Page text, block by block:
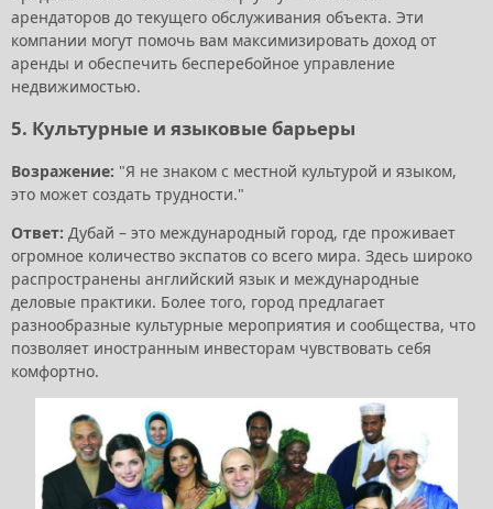
арендаторов до текущего обслуживания объекта. Эти
компании могут помочь вам максимизировать доход от
аренды и обеспечить бесперебойное управление
недвижимостью.
5. Культурные и языковые барьеры
Возражение: "Я не знаком с местной культурой и языком,
это может создать трудности."
Ответ: Дубай – это международный город, где проживает
огромное количество экспатов со всего мира. Здесь широко
распространены английский язык и международные
деловые практики. Более того, город предлагает
разнообразные культурные мероприятия и сообщества, что
позволяет иностранным инвесторам чувствовать себя
комфортно.